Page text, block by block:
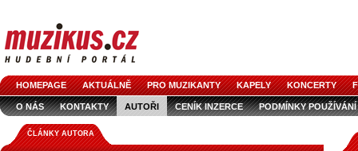
HOMEPAGE AKTUÁLNĚ PRO MUZIKANTY KAPELY KONCERTY
O NÁS KONTAKTY AUTOŘI CENÍK INZERCE PODMÍNKY POUŽÍVÁNÍ
LOGO KE STAŽENÍ
ČLÁNKY AUTORA